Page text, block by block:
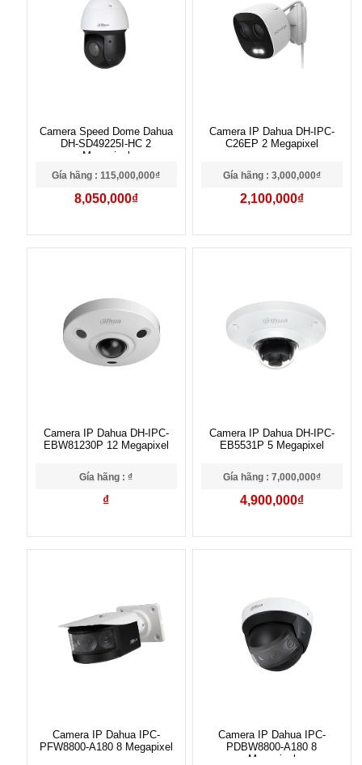
Camera Speed Dome Dahua
DH-SD49225I-HC 2
Megapixel
Gía hãng : 115,000,000₫
8,050,000₫
Camera IP Dahua DH-IPC-
C26EP 2 Megapixel
Gía hãng : 3,000,000₫
2,100,000₫
Camera IP Dahua DH-IPC-
EBW81230P 12 Megapixel
Gía hãng : ₫
₫
Camera IP Dahua DH-IPC-
EB5531P 5 Megapixel
Gía hãng : 7,000,000₫
4,900,000₫
Camera IP Dahua IPC-
PFW8800-A180 8 Megapixel
Camera IP Dahua IPC-
PDBW8800-A180 8
Megapixel